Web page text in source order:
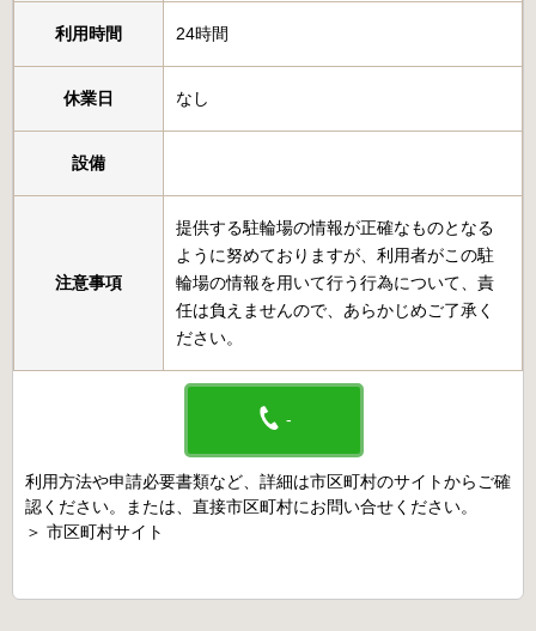
利用時間 24時間
休業日 なし
設備
注意事項
提供する駐輪場の情報が正確なものとなる
ように努めておりますが、利用者がこの駐
輪場の情報を用いて行う行為について、責
任は負えませんので、あらかじめご了承く
ださい。
-
利用方法や申請必要書類など、詳細は市区町村のサイトからご確
認ください。または、直接市区町村にお問い合せください。
＞ 市区町村サイト